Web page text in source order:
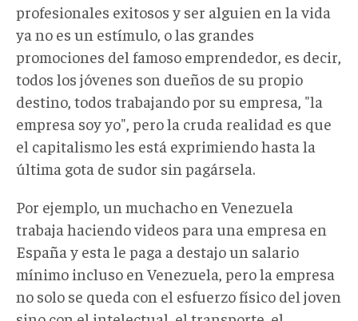
profesionales exitosos y ser alguien en la vida
ya no es un estímulo, o las grandes
promociones del famoso emprendedor, es decir,
todos los jóvenes son dueños de su propio
destino, todos trabajando por su empresa, "la
empresa soy yo", pero la cruda realidad es que
el capitalismo les está exprimiendo hasta la
última gota de sudor sin pagársela.
Por ejemplo, un muchacho en Venezuela
trabaja haciendo videos para una empresa en
España y esta le paga a destajo un salario
mínimo incluso en Venezuela, pero la empresa
no solo se queda con el esfuerzo físico del joven